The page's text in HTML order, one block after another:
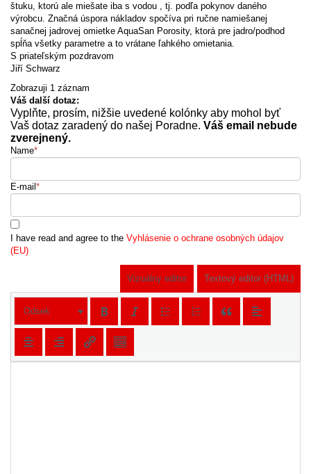
štuku, ktorú ale miešate iba s vodou , tj. podľa pokynov daného
výrobcu. Značná úspora nákladov spočíva pri ručne namiešanej
sanačnej jadrovej omietke AquaSan Porosity, ktorá pre jadro/podhod
spĺňa všetky parametre a to vrátane ľahkého omietania.
S priateľským pozdravom
Jiří Schwarz
Zobrazuji 1 záznam
Váš další dotaz:
Vyplňte, prosím, nižšie uvedené kolónky aby mohol byť
Vaš dotaz zaradený do našej Poradne. Váš email nebude
zverejnený.
Name*
E-mail *
I have read and agree to the Vyhlásenie o ochrane osobných údajov
(EU)
Vizuálny editor Textový editor (HTML)
Odsek